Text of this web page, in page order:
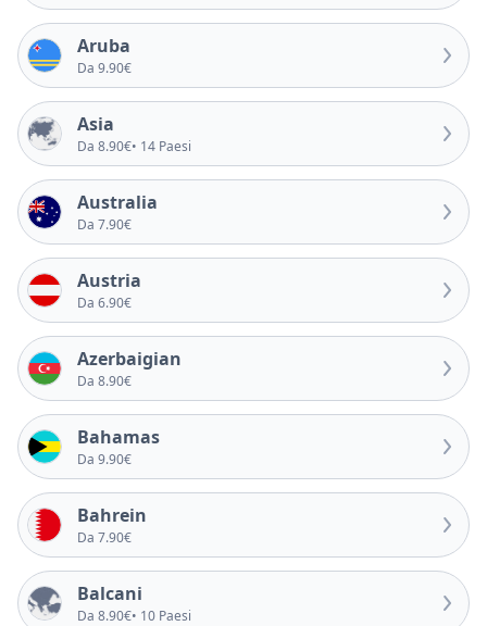
Aruba
Da 9.90€
Asia
Da 8.90€• 14 Paesi
Australia
Da 7.90€
Austria
Da 6.90€
Azerbaigian
Da 8.90€
Bahamas
Da 9.90€
Bahrein
Da 7.90€
Balcani
Da 8.90€• 10 Paesi